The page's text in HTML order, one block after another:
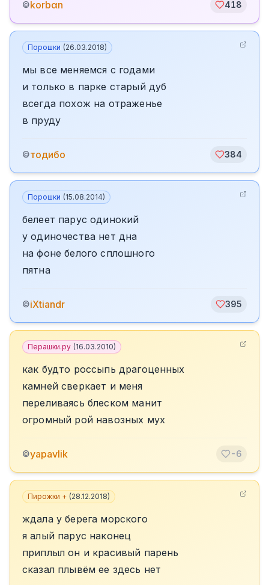
©korbαn 418
Порошки (26.03.2018)
мы все меняемся с годами
и только в парке старый дуб
всегда похож на отраженье
в пруду
©тодибо 384
Порошки (15.08.2014)
белеет парус одинокий
у одиночества нет дна
на фоне белого сплошного
пятна
©iXtiandr 395
Перашки.ру (16.03.2010)
как будто россыпь драгоценных
камней сверкает и меня
переливаясь блеском манит
огромный рой навозных мух
©yapavlik -6
Пирожки + (28.12.2018)
ждала у берега морского
я алый парус наконец
приплыл он и красивый парень
сказал плывём ее здесь нет